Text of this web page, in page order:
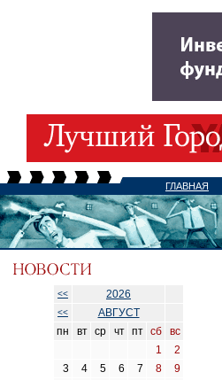
ГЛАВНАЯ
<< 2026
<<
АВГУСТ
пн
вт ср чт пт сб
вс
1
2
3
4 5 6 7 8
9